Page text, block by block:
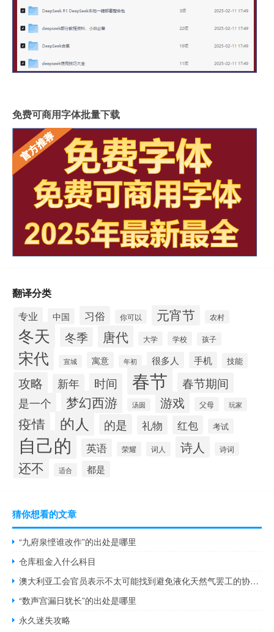
免费可商用字体批量下载
翻译分类
专业
中国 习俗 你可以 元宵节 农村
冬天 冬季 唐代 大学 学校 孩子
宋代 宣城 寓意 年初 很多人 手机 技能
攻略 新年 时间 春节 春节期间
是一个 梦幻西游 汤圆 游戏 父母 玩家
疫情 的人 的是 礼物 红包 考试
自己的 英语 荣耀 词人 诗人 诗词
还不 适合 都是
猜你想看的文章
“九府泉悭谁改作”的出处是哪里
仓库租金入什么科目
澳大利亚工会官员表示不太可能找到避免液化天然气罢工的协议雪佛龙表示继续寻求在澳大利亚液化天然气项目上达成协议
“数声宫漏日犹长”的出处是哪里
永久迷失攻略